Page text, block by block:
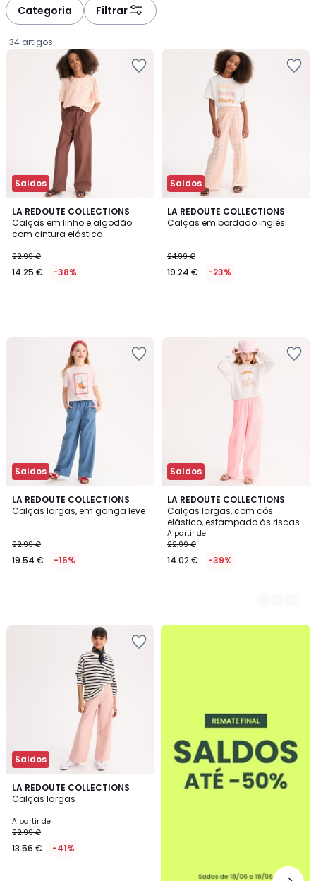
Categoria Filtrar
34 artigos
Saldos
LA REDOUTE COLLECTIONS
Calças em linho e algodão
com cintura elástica
€
em
22.99 €
14.25 € -38%
Saldos
LA REDOUTE COLLECTIONS
Calças em bordado inglês
24.99 €
19.24 € -23%
Saldos
LA REDOUTE COLLECTIONS
Calças largas, em ganga leve
22.99 €
19.54 € -15%
Saldos
LA REDOUTE COLLECTIONS
Calças largas, com cós
elástico, estampado às riscas
A partir de
22.99 €
14.02 € -39%
2
Cores
Saldos
LA REDOUTE COLLECTIONS
Calças largas
A partir de
22.99 €
13.56 € -41%
4,2
/ 5
3
Cores
até